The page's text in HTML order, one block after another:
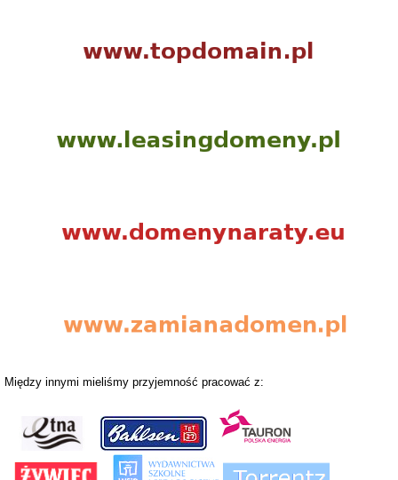
Między innymi mieliśmy przyjemność pracować z: